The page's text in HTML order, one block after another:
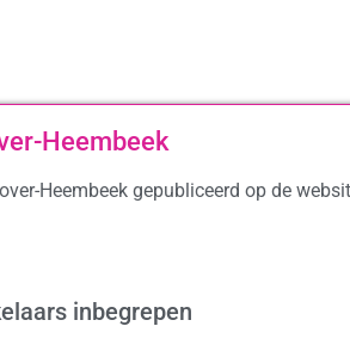
Heembeek
Heembeek gepubliceerd op de
inbegrepen